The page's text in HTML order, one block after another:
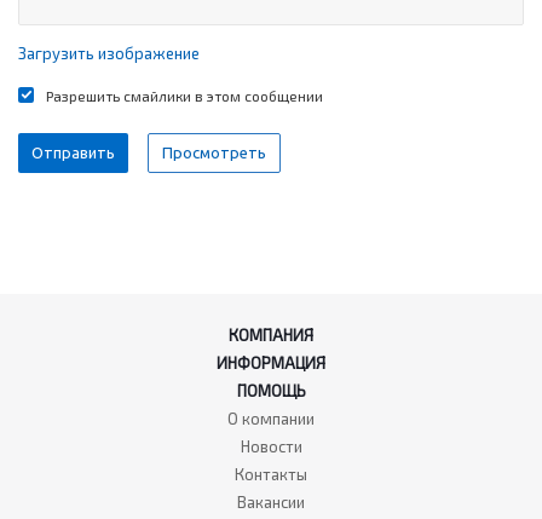
Загрузить изображение
Разрешить смайлики в этом сообщении
КОМПАНИЯ
ИНФОРМАЦИЯ
ПОМОЩЬ
О компании
Новости
Контакты
Вакансии